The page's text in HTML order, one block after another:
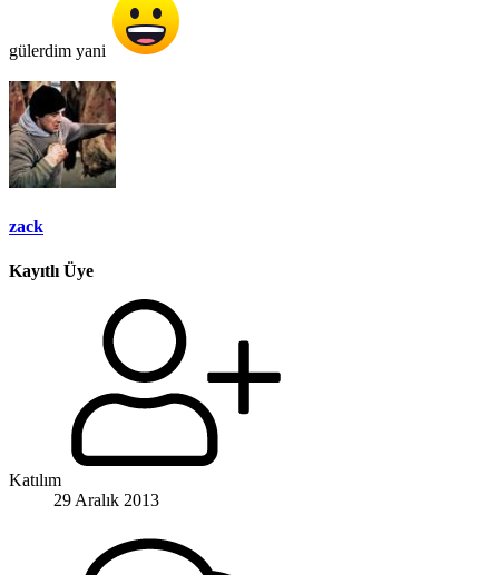
gülerdim yani
zack
Kayıtlı Üye
Katılım
29 Aralık 2013